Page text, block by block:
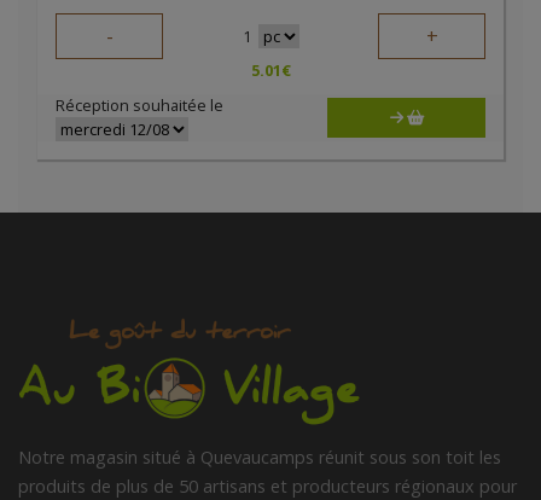
- 1 +
5.01€
Réception souhaitée le
Notre magasin situé à Quevaucamps réunit sous son toit les
produits de plus de 50 artisans et producteurs régionaux pour